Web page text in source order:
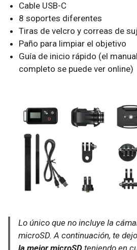
Cable USB-C
8 soportes diferentes
Tiras de velcro y correas de
Paño para limpiar el objetivo
Guía de inicio rápido (el
completo se puede ver online)
Lo único que no incluye la
microSD. A continuación, te
la mejor microSD teniendo en